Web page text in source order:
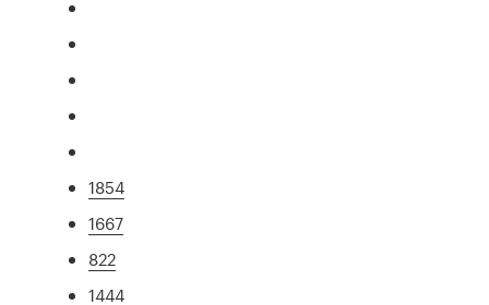
1854
1667
822
1444